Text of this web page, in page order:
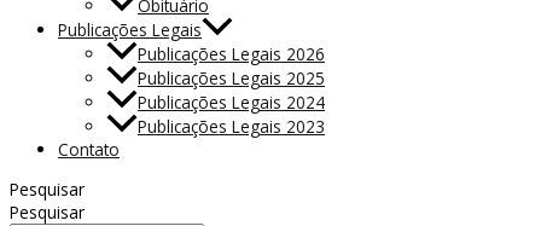
Obituário
Publicações Legais
Publicações Legais 2026
Publicações Legais 2025
Publicações Legais 2024
Publicações Legais 2023
Contato
Pesquisar
Pesquisar